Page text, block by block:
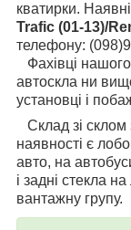
кватирки.
Trafic (01-13)/
телефону:
Фахівці
автоскла ни
установці і
Склад зі склом
наявності є
авто, на
і задні стекла
вантажну групу.